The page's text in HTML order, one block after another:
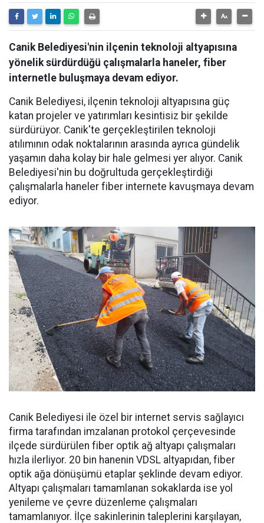
Canik Belediyesi'nin ilçenin teknoloji altyapısına
yönelik sürdürdüğü çalışmalarla haneler, fiber
internetle buluşmaya devam ediyor.
Canik Belediyesi, ilçenin teknoloji altyapısına güç
katan projeler ve yatırımları kesintisiz bir şekilde
sürdürüyor. Canik'te gerçekleştirilen teknoloji
atılımının odak noktalarının arasında ayrıca gündelik
yaşamın daha kolay bir hale gelmesi yer alıyor. Canik
Belediyesi'nin bu doğrultuda gerçekleştirdiği
çalışmalarla haneler fiber internete kavuşmaya devam
ediyor.
Canik Belediyesi ile özel bir internet servis sağlayıcı
firma tarafından imzalanan protokol çerçevesinde
ilçede sürdürülen fiber optik ağ altyapı çalışmaları
hızla ilerliyor. 20 bin hanenin VDSL altyapıdan, fiber
optik ağa dönüşümü etaplar şeklinde devam ediyor.
Altyapı çalışmaları tamamlanan sokaklarda ise yol
yenileme ve çevre düzenleme çalışmaları
tamamlanıyor. İlçe sakinlerinin taleplerini karşılayan,